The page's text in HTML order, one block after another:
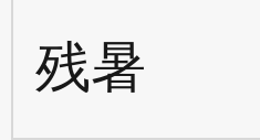
残暑